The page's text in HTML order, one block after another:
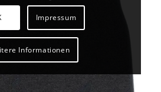
Impressum
Informationen